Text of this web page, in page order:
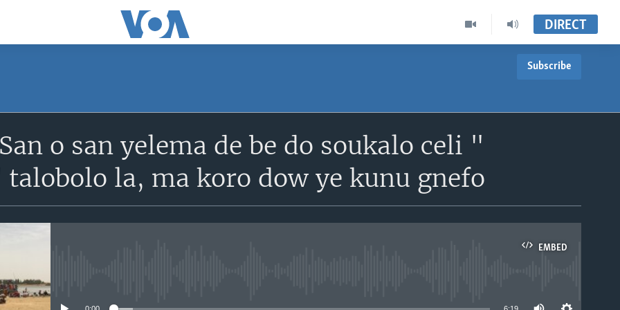
DIRECT
Subscribe
S'abonner
o san yelema de be do soukalo celi "
talobolo la, ma koro dow ye kunu gnefo
EMBED